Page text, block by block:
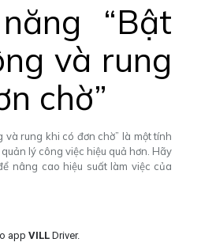
“Bật
và rung
chờ”
và rung khi có đơn chờ” là một tính
lý công việc hiệu quả hơn. Hãy
nâng cao hiệu suất làm việc của
app VILLDriver.